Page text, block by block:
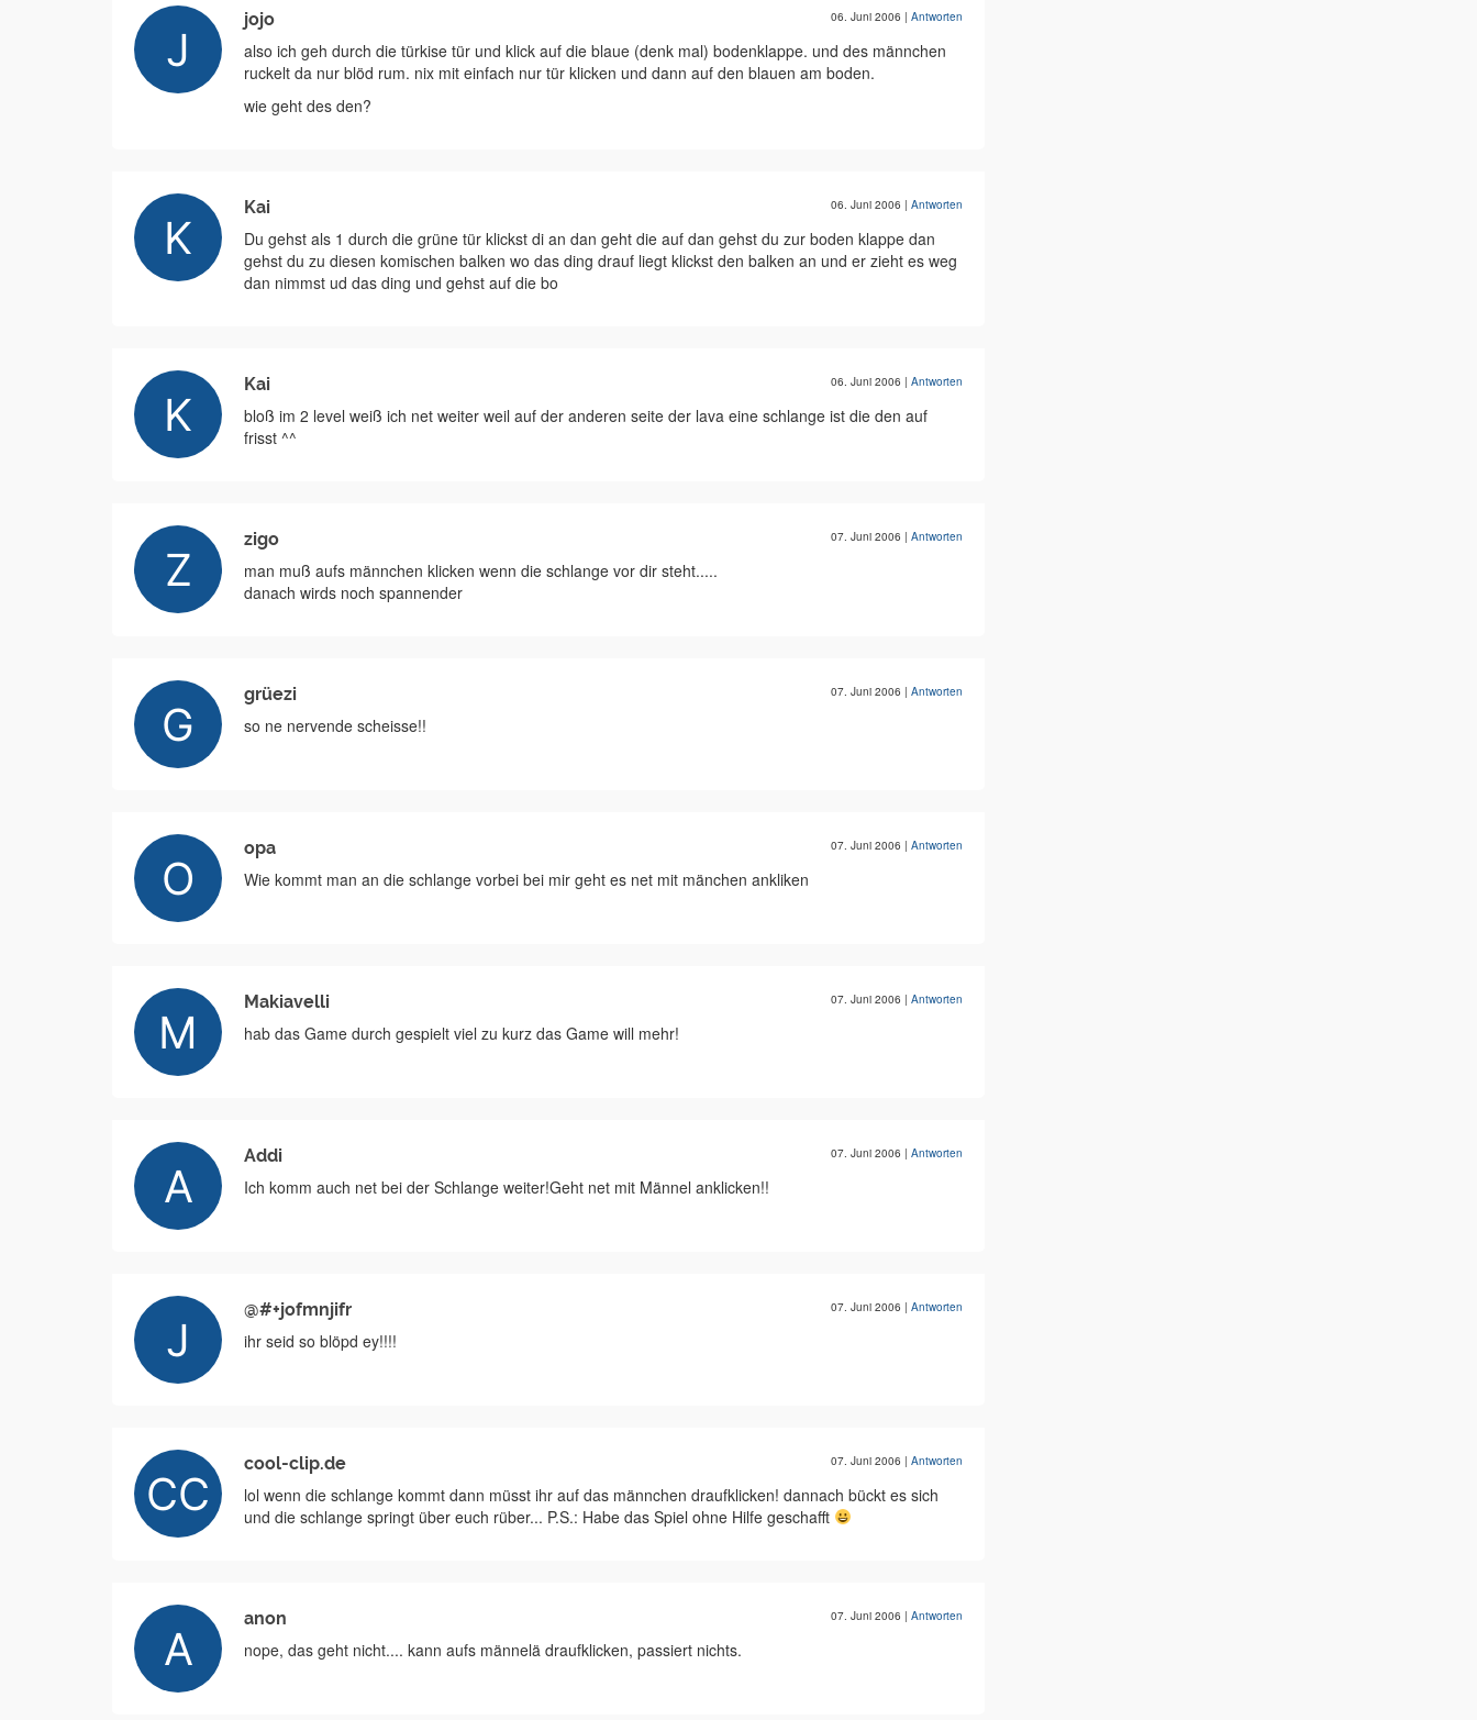
jojo 06. Juni 2006 | Antworten
also ich geh durch die türkise tür und klick auf die blaue (denk mal) bodenklappe. und des männchen
ruckelt da nur blöd rum. nix mit einfach nur tür klicken und dann auf den blauen am boden.
wie geht des den?
Kai 06. Juni 2006 | Antworten
Du gehst als 1 durch die grüne tür klickst di an dan geht die auf dan gehst du zur boden klappe dan
gehst du zu diesen komischen balken wo das ding drauf liegt klickst den balken an und er zieht es weg
dan nimmst ud das ding und gehst auf die bo
Kai 06. Juni 2006 | Antworten
bloß im 2 level weiß ich net weiter weil auf der anderen seite der lava eine schlange ist die den auf
frisst ^^
zigo 07. Juni 2006 | Antworten
man muß aufs männchen klicken wenn die schlange vor dir steht.....
danach wirds noch spannender
grüezi 07. Juni 2006 | Antworten
so ne nervende scheisse!!
opa 07. Juni 2006 | Antworten
Wie kommt man an die schlange vorbei bei mir geht es net mit mänchen ankliken
Makiavelli 07. Juni 2006 | Antworten
hab das Game durch gespielt viel zu kurz das Game will mehr!
Addi 07. Juni 2006 | Antworten
Ich komm auch net bei der Schlange weiter!Geht net mit Männel anklicken!!
@#+jofmnjifr 07. Juni 2006 | Antworten
ihr seid so blöpd ey!!!!
cool-clip.de 07. Juni 2006 | Antworten
lol wenn die schlange kommt dann müsst ihr auf das männchen draufklicken! dannach bückt es sich
und die schlange springt über euch rüber... P.S.: Habe das Spiel ohne Hilfe geschafft
anon 07. Juni 2006 | Antworten
nope, das geht nicht.... kann aufs männelä draufklicken, passiert nichts.